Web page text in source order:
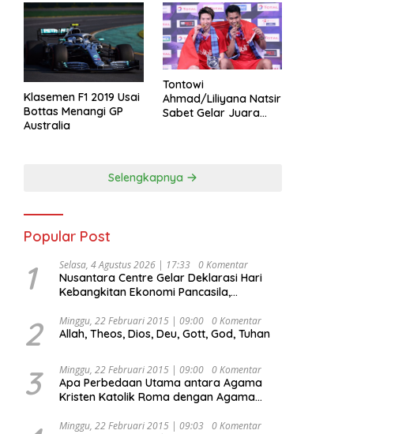
Klasemen F1 2019 Usai
Bottas Menangi GP
Australia
Tontowi
Ahmad/Liliyana Natsir
Sabet Gelar Juara
Selengkapnya
Popular Post
1 Selasa, 4 Agustus 2026 | 17:33 0 Komentar
Nusantara Centre Gelar Deklarasi Hari
Kebangkitan Ekonomi Pancasila,
Djojohadikusumo Anti Penjajahan
(Pergolakan Ekonomi Politik Indonesia) &
Undang Perekonomian Nasional dan
Kesejahteraan Sosial dalam Menata
Bangsa Menuju Indonesia Emas 2045”,
2 Minggu, 22 Februari 2015 | 09:00 0 Komentar
Allah, Theos, Dios, Deu, Gott, God, Tuhan
3 Minggu, 22 Februari 2015 | 09:00 0 Komentar
Apa Perbedaan Utama antara Agama
Kristen Katolik Roma dengan Agama
Minggu, 22 Februari 2015 | 09:03 0 Komentar